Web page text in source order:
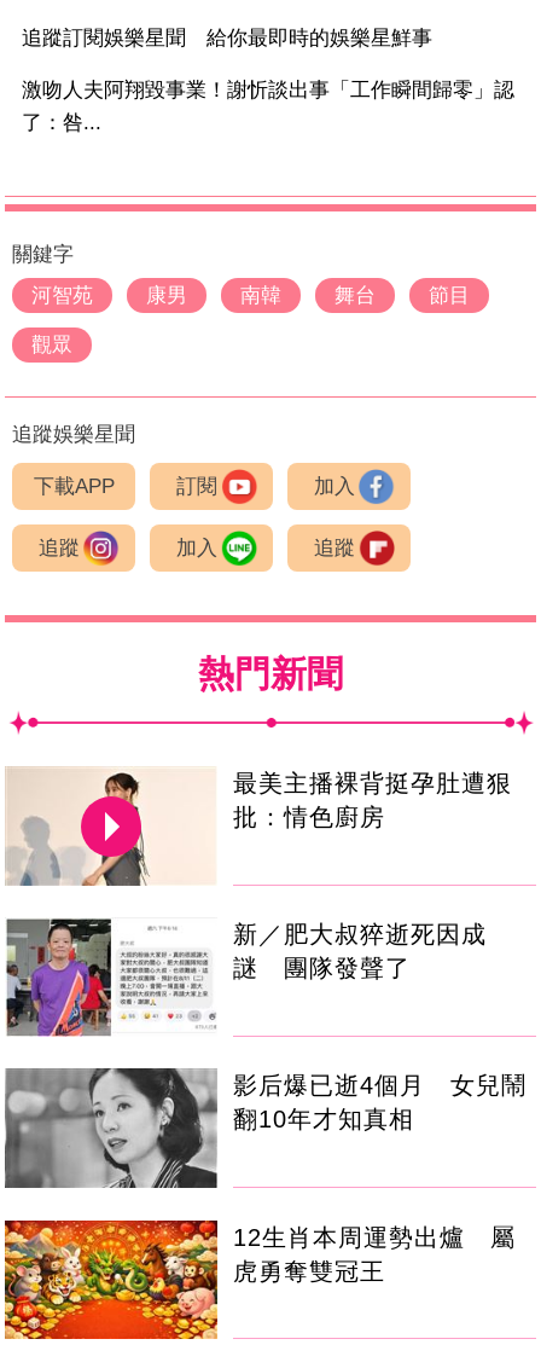
追蹤訂閱娛樂星聞 給你最即時的娛樂星鮮事
激吻人夫阿翔毀事業！謝忻談出事「工作瞬間歸零」認
了：咎...
關鍵字
河智苑
康男 南韓 舞台 節目
觀眾
追蹤娛樂星聞
下載APP 訂閱 加入
追蹤 加入 追蹤
熱門新聞
最美主播裸背挺孕肚遭狠
批：情色廚房
新／肥大叔猝逝死因成
謎 團隊發聲了
影后爆已逝4個月 女兒鬧
翻10年才知真相
12生肖本周運勢出爐 屬
虎勇奪雙冠王